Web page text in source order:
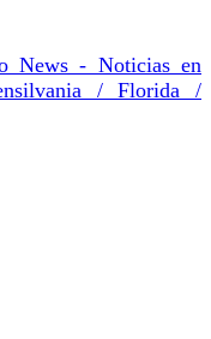
News - Noticias en
/ Florida /